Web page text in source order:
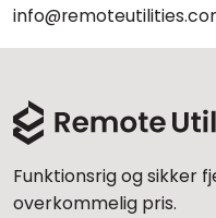
Funktionsrig og sikker
overkommelig pris.